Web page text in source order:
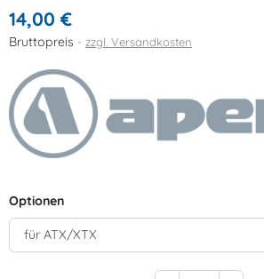
14,00 €
Bruttopreis zzgl. Versandkosten
Optionen